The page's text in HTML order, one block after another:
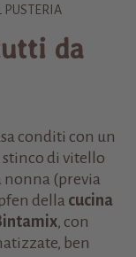
da
conditi con un
di vitello
nonna (previa
della cucina
, con
ben